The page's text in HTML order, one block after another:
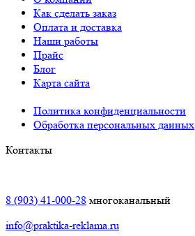
Как сделать заказ
Оплата и доставка
Наши работы
Прайс
Блог
Карта сайта
Политика конфиденциальности
Обработка персональных данных
Контакты
8 (903) 41-000-28 многоканальный
info@praktika-reklama.ru